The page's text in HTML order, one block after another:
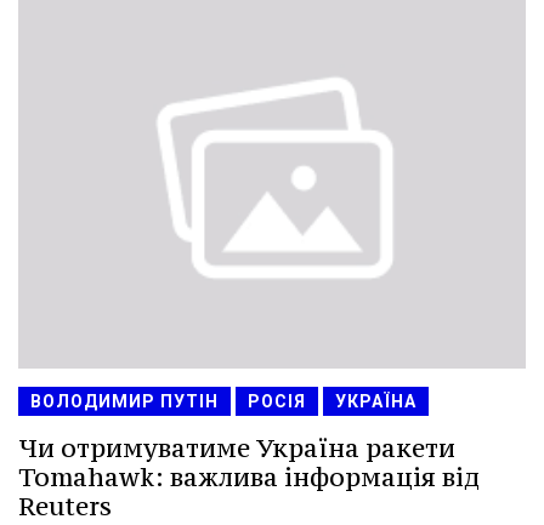
ВОЛОДИМИР ПУТІН РОСІЯ УКРАЇНА
Чи отримуватиме Україна ракети
Tomahawk: важлива інформація від
Reuters